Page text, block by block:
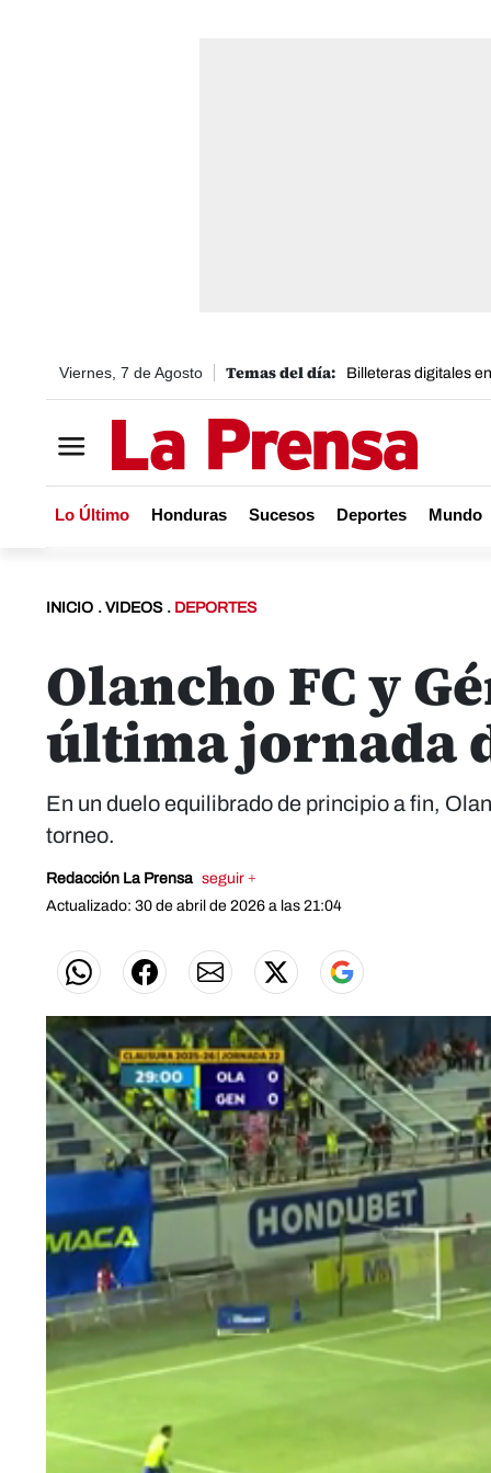
Viernes, 7 de Agosto Billeteras digitales
Lo Último Honduras Sucesos Deportes Mundo
INICIO . VIDEOS . DEPORTES
Olancho FC y
última jornada
En un duelo equilibrado de principio a fin,
torneo.
Redacción La Prensa seguir +
Actualizado: 30 de abril de 2026 a las 21:04